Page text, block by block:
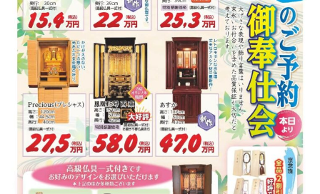
新着情報・納入履歴
お問い合わせ・お見積り
リンク集
お役立ち情報